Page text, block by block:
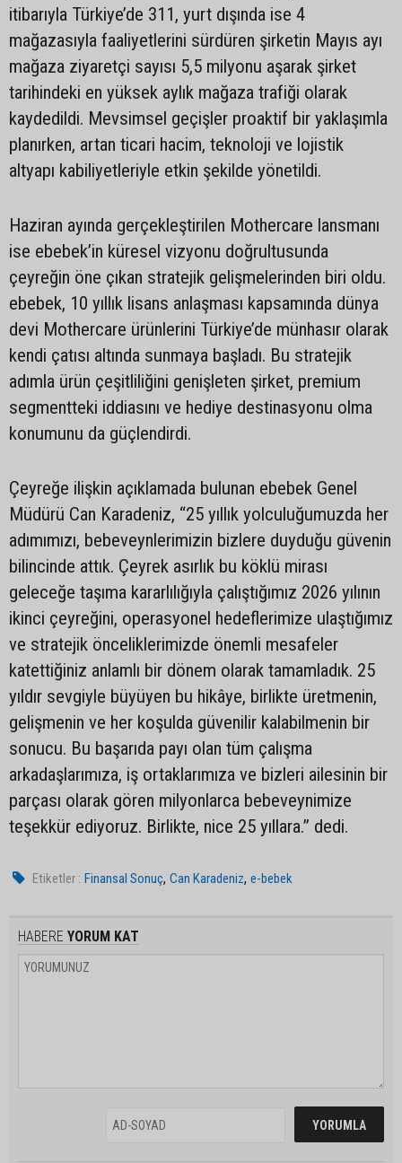
itibarıyla Türkiye’de 311, yurt dışında ise 4
mağazasıyla faaliyetlerini sürdüren şirketin Mayıs ayı
mağaza ziyaretçi sayısı 5,5 milyonu aşarak şirket
tarihindeki en yüksek aylık mağaza trafiği olarak
kaydedildi. Mevsimsel geçişler proaktif bir yaklaşımla
planırken, artan ticari hacim, teknoloji ve lojistik
altyapı kabiliyetleriyle etkin şekilde yönetildi.
Haziran ayında gerçekleştirilen Mothercare lansmanı
ise ebebek’in küresel vizyonu doğrultusunda
çeyreğin öne çıkan stratejik gelişmelerinden biri oldu.
ebebek, 10 yıllık lisans anlaşması kapsamında dünya
devi Mothercare ürünlerini Türkiye’de münhasır olarak
kendi çatısı altında sunmaya başladı. Bu stratejik
adımla ürün çeşitliliğini genişleten şirket, premium
segmentteki iddiasını ve hediye destinasyonu olma
konumunu da güçlendirdi.
Çeyreğe ilişkin açıklamada bulunan ebebek Genel
Müdürü Can Karadeniz, “25 yıllık yolculuğumuzda her
adımımızı, bebeveynlerimizin bizlere duyduğu güvenin
bilincinde attık. Çeyrek asırlık bu köklü mirası
geleceğe taşıma kararlılığıyla çalıştığımız 2026 yılının
ikinci çeyreğini, operasyonel hedeflerimize ulaştığımız
ve stratejik önceliklerimizde önemli mesafeler
katettiğiniz anlamlı bir dönem olarak tamamladık. 25
yıldır sevgiyle büyüyen bu hikâye, birlikte üretmenin,
gelişmenin ve her koşulda güvenilir kalabilmenin bir
sonucu. Bu başarıda payı olan tüm çalışma
arkadaşlarımıza, iş ortaklarımıza ve bizleri ailesinin bir
parçası olarak gören milyonlarca bebeveynimize
teşekkür ediyoruz. Birlikte, nice 25 yıllara.” dedi.
Etiketler : Finansal Sonuç,Can Karadeniz,e-bebek
HABERE YORUM KAT